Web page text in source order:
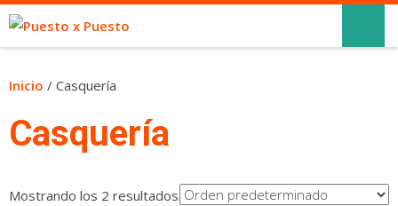
Inicio / Casquería
Casquería
Mostrando los 2 resultados